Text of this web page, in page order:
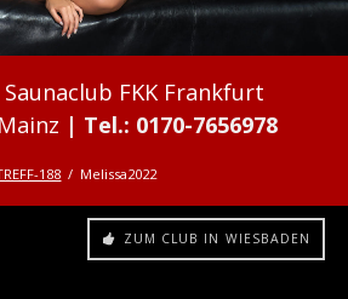
Saunaclub FKK Frankfurt
188 Melissa2022
ZUM CLUB IN WIESBADEN